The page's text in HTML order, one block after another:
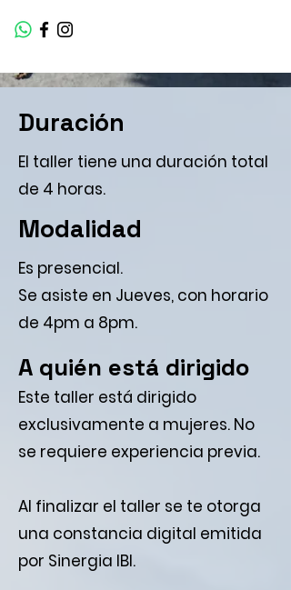
Duración
El taller tiene una duración total
de 4 horas.
Modalidad
Es presencial.
Se asiste en Jueves, con horario
de 4pm a 8pm.
A quién está dirigido
Este taller está dirigido
exclusivamente a mujeres. No
se requiere experiencia previa.
Al finalizar el taller se te otorga
una constancia digital emitida
por Sinergia IBI.